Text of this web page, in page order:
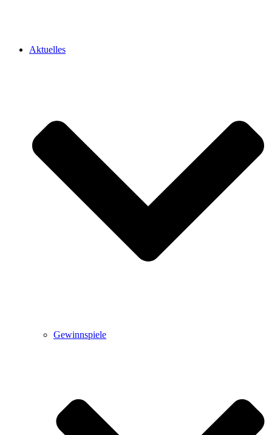
Aktuelles
Gewinnspiele